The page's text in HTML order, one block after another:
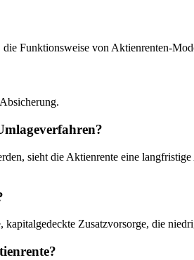
Funktionsweise von Aktienrenten-
sieht die Aktienrente eine
Zusatzvorsorge, die